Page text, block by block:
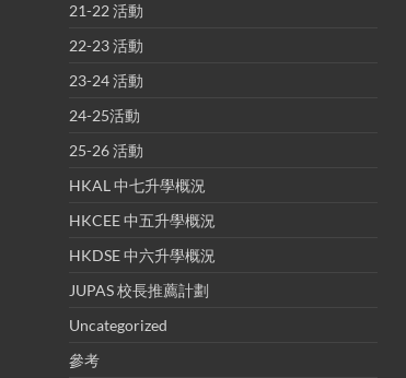
21-22 活動
22-23 活動
23-24 活動
24-25活動
25-26 活動
HKAL 中七升學概況
HKCEE 中五升學概況
HKDSE 中六升學概況
JUPAS 校長推薦計劃
Uncategorized
參考